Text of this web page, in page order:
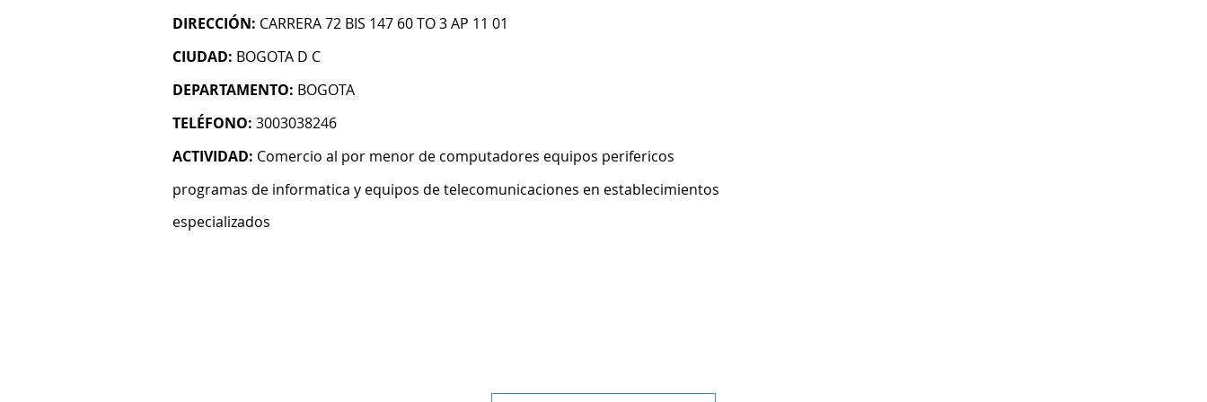
DIRECCIÓN: CARRERA 72 BIS 147 60 TO 3 AP 11 01
CIUDAD: BOGOTA D C
DEPARTAMENTO: BOGOTA
TELÉFONO: 3003038246
ACTIVIDAD: Comercio al por menor de computadores equipos perifericos
programas de informatica y equipos de telecomunicaciones en establecimientos
especializados